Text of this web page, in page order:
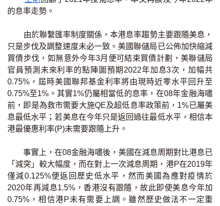
按揭計算
轉按計算
置業預算
供款年期計算
工商舖按揭計算
免費物業估價
下載中心
的息率走勢。
由於聯繫匯率制度關係，本港息率趨勢主要跟隨美息，
只是步伐及調整速度未必一致。美國聯儲局已公佈加快縮減
買債步伐，如無意外今年3月便可結束買債計劃，美聯儲局
官員預測未來利率的點陣圖預期2022年加息3次，加幅共
0.75%，屆時美國聯邦基金利率將由現時近零水平回升至
0.75%至1%。其實1%仍屬相當低的息率，在08年金融海嘯
前，即是為救市需要大施QE及超低息率政策前，1%已屬美
息最低水平；若美息在今年只是返回過往最低水平，相信本
港最優惠利率(P)未需要跟隨上升。
事實上，在08金融海嘯後，美國在減息周期對比港息已
「減突」較大幅度，而在對上一次減息周期，港P在2019年
僅減0.125%便返回歷史低水平，然而美國為應對疫情於
2020年再減息1.5%，香港沒有跟隨，故此即使美息今年加
0.75%，相信港P未有需要上調。雖然歷史做法不一定重